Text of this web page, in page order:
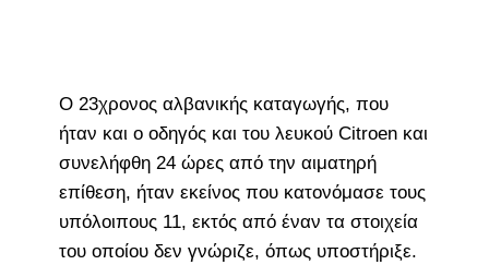
Ο 23χρονος αλβανικής καταγωγής, που
ήταν και ο οδηγός και του λευκού Citroen και
συνελήφθη 24 ώρες από την αιματηρή
επίθεση, ήταν εκείνος που κατονόμασε τους
υπόλοιπους 11, εκτός από έναν τα στοιχεία
του οποίου δεν γνώριζε, όπως υποστήριξε.